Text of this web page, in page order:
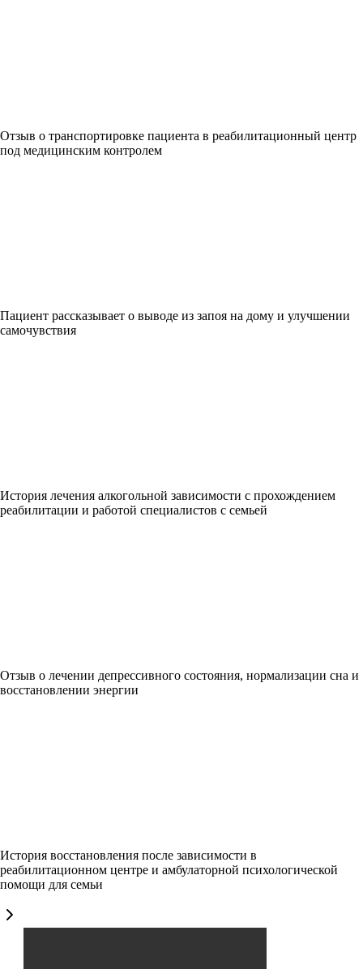
Отзыв о транспортировке пациента в реабилитационный центр
под медицинским контролем
Пациент рассказывает о выводе из запоя на дому и улучшении
самочувствия
История лечения алкогольной зависимости с прохождением
реабилитации и работой специалистов с семьей
Отзыв о лечении депрессивного состояния, нормализации сна и
восстановлении энергии
История восстановления после зависимости в
реабилитационном центре и амбулаторной психологической
помощи для семьи